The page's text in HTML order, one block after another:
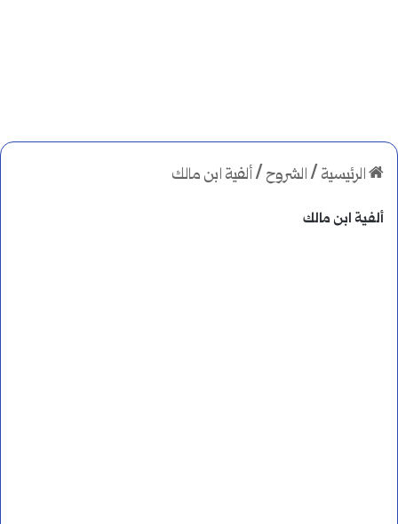
الرئيسية /الشروح /ألفية ابن مالك
ألفية ابن مالك